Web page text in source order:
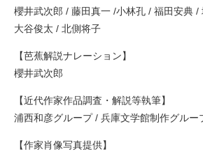
櫻井武次郎 / 藤田真一 /小林孔 / 福田安典 /
大谷俊太 / 北側将子
【芭蕉解説ナレーション】
櫻井武次郎
【近代作家作品調査・解説等執筆】
浦西和彦グループ / 兵庫文学館制作グルー
【作家肖像写真提供】